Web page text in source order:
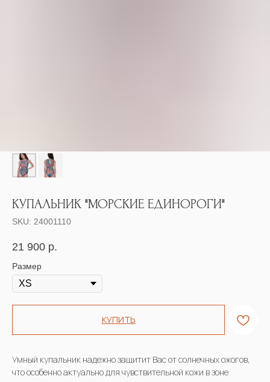
КУПАЛЬНИК "МОРСКИЕ ЕДИНОРОГИ"
SKU: 24001110
21 900 р.
Размер
КУПИТЬ
Умный купальник надежно защитит Вас от солнечных ожогов,
что особенно актуально для чувствительной кожи в зоне